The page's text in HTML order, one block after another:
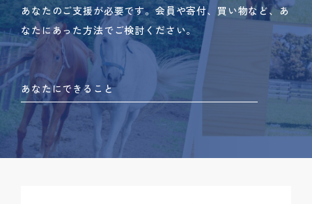
あなたのご支援が必要です。 会員や寄付、買い物など、あ
なたにあった方法でご検討ください。
あなたにできること